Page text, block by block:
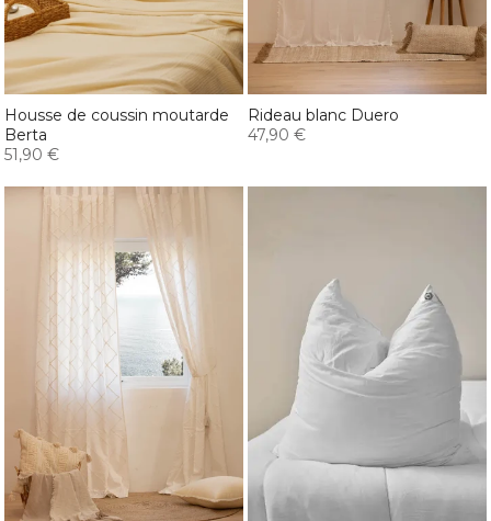
Housse de coussin moutarde
Berta
51,90 €
Rideau blanc Duero
47,90 €